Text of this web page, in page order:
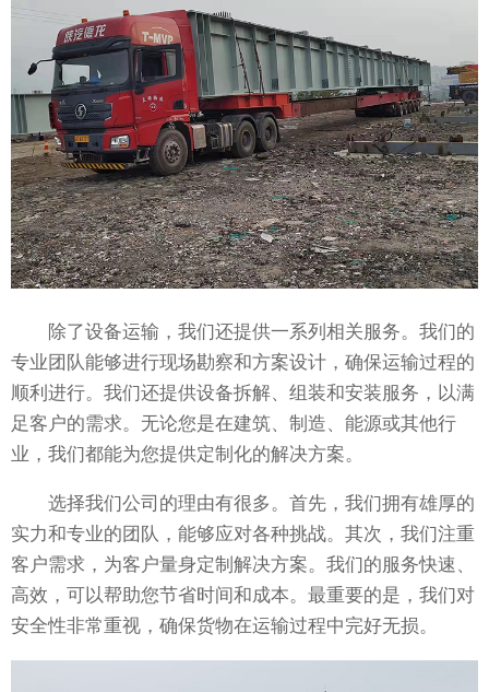
除了设备运输，我们还提供一系列相关服务。我们的
专业团队能够进行现场勘察和方案设计，确保运输过程的
顺利进行。我们还提供设备拆解、组装和安装服务，以满
足客户的需求。无论您是在建筑、制造、能源或其他行
业，我们都能为您提供定制化的解决方案。
选择我们公司的理由有很多。首先，我们拥有雄厚的
实力和专业的团队，能够应对各种挑战。其次，我们注重
客户需求，为客户量身定制解决方案。我们的服务快速、
高效，可以帮助您节省时间和成本。最重要的是，我们对
安全性非常重视，确保货物在运输过程中完好无损。